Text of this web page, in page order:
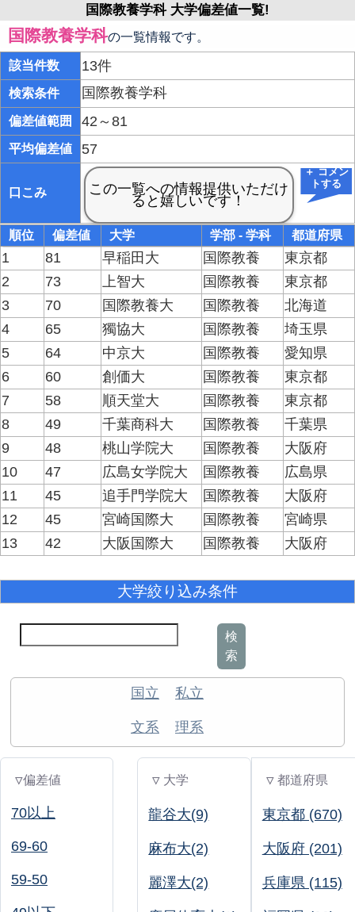
国際教養学科 大学偏差値一覧!
国際教養学科の一覧情報です。
該当件数 13件
検索条件 国際教養学科
偏差値範囲 42～81
平均偏差値 57
口こみ
＋ コメン
トする
順位 偏差値 大学 学部 - 学科 都道府県
1 81 早稲田大 国際教養
東京都
2
73 上智大 国際教養
東京都
3
70 国際教養大 国際教養
北海道
4
65 獨協大 国際教養
埼玉県
5
64 中京大 国際教養
愛知県
6
60 創価大 国際教養
東京都
7
58 順天堂大 国際教養
東京都
8
49 千葉商科大 国際教養
千葉県
9
48 桃山学院大 国際教養
大阪府
10
47 広島女学院大 国際教養
広島県
11
45 追手門学院大 国際教養
大阪府
12
45 宮崎国際大 国際教養
宮崎県
13
42 大阪国際大 国際教養 大阪府
大学絞り込み条件
検
索
国立 私立
文系 理系
▽偏差値
70以上
69-60
59-50
▽ 大学
龍谷大(9)
麻布大(2)
麗澤大(2)
▽ 都道府県
東京都 (670)
大阪府 (201)
兵庫県 (115)